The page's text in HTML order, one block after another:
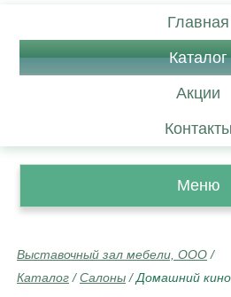
Главная
Каталог
Акции
Контакты
Меню
Выставочный зал мебели, ООО /
Каталог /Салоны /Домашний